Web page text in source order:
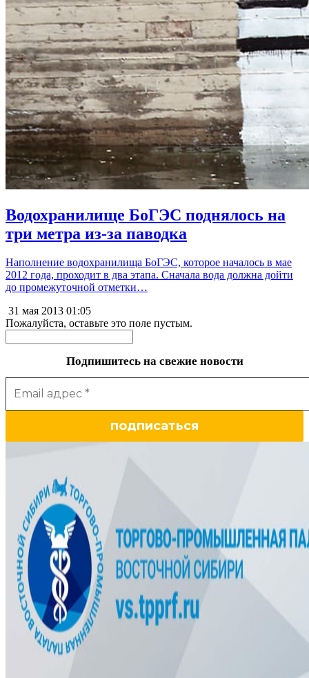
Водохранилище БоГЭС поднялось на
три метра из-за паводка
Наполнение водохранилища БоГЭС, которое началось в мае
2012 года, проходит в два этапа. Сначала вода должна дойти
до промежуточной отметки…
31 мая 2013 01:05
Пожалуйста, оставьте это поле пустым.
Подпишитесь на свежие новости